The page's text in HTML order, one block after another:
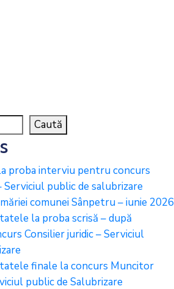
Caută
proba interviu pentru concurs
Serviciul public de salubrizare
comunei Sânpetru – iunie 2026
la proba scrisă – după
Consilier juridic – Serviciul
finale la concurs Muncitor
public de Salubrizare